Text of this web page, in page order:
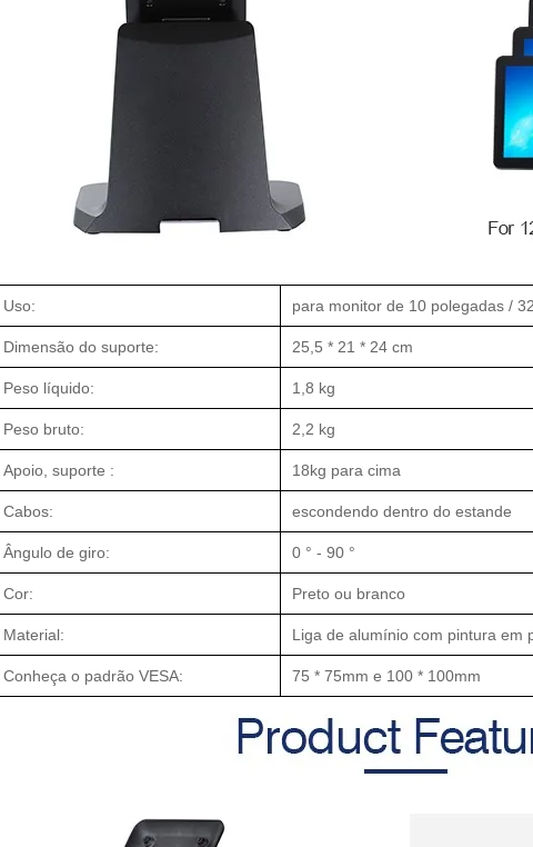
Uso: para monitor de 10 polegadas /
Dimensão do suporte: 25,5 * 21 * 24 cm
Peso líquido: 1,8 kg
Peso bruto: 2,2 kg
Apoio, suporte : 18kg para cima
Cabos: escondendo dentro do estande
Ângulo de giro: 0 ° - 90 °
Cor: Preto ou branco
Material: Liga de alumínio com pintura em
Conheça o padrão VESA: 75 * 75mm e 100 * 100mm